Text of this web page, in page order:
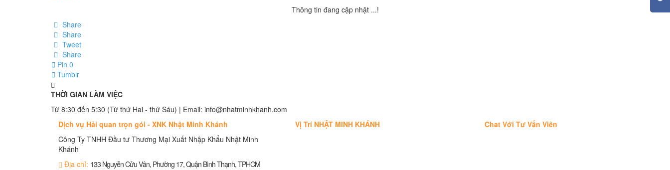
Thông tin đang cập nhật ...!
Share
Share
Tweet
Share
Pin 0
Tumblr
THỜI GIAN LÀM VIỆC
Từ 8:30 đến 5:30 (Từ thứ Hai - thứ Sáu) | Email: info@nhatminhkhanh.com
Dịch vụ Hải quan trọn gói - XNK Nhật Minh Khánh
Công Ty TNHH Đầu tư Thương Mại Xuất Nhập Khẩu Nhật Minh
Khánh
Địa chỉ: 133 Nguyễn Cửu Vân, Phường 17, Quận Bình Thạnh, TPHCM
Vị Trí NHẬT MINH KHÁNH Chat Với Tư Vấn Viên